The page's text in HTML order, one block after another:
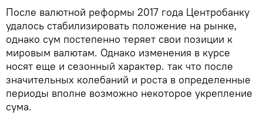
После валютной реформы 2017 года Центробанку
удалось стабилизировать положение на рынке,
однако сум постепенно теряет свои позиции к
мировым валютам. Однако изменения в курсе
носят еще и сезонный характер. так что после
значительных колебаний и роста в определенные
периоды вполне возможно некоторое укрепление
сума.